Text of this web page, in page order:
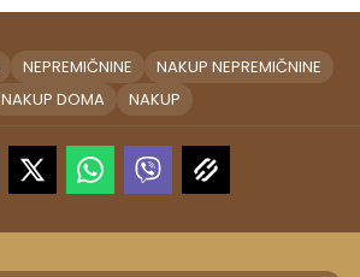
NEPREMIČNINE
NAKUP NEPREMIČNINE
NAKUP DOMA
NAKUP